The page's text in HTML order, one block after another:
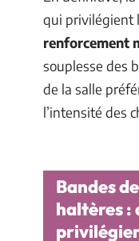
qui privilégient
renforcement
souplesse des
de la salle
l’intensité des
Bandes
haltères :